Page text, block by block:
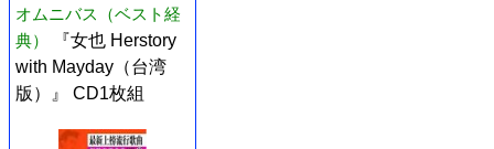
オムニバス（ベスト経
典）
『女也 Herstory
with Mayday（台湾
版）』 CD1枚組